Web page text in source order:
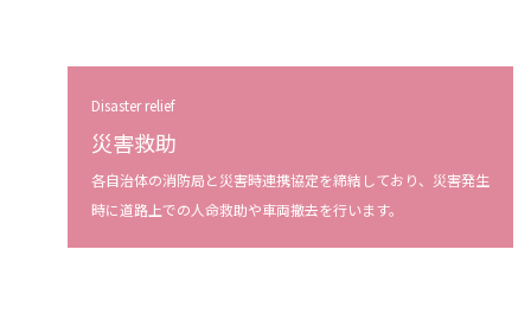
Disaster relief
災害救助
各自治体の消防局と災害時連携協定を締結しており、災害発生
時に道路上での人命救助や車両撤去を行います。